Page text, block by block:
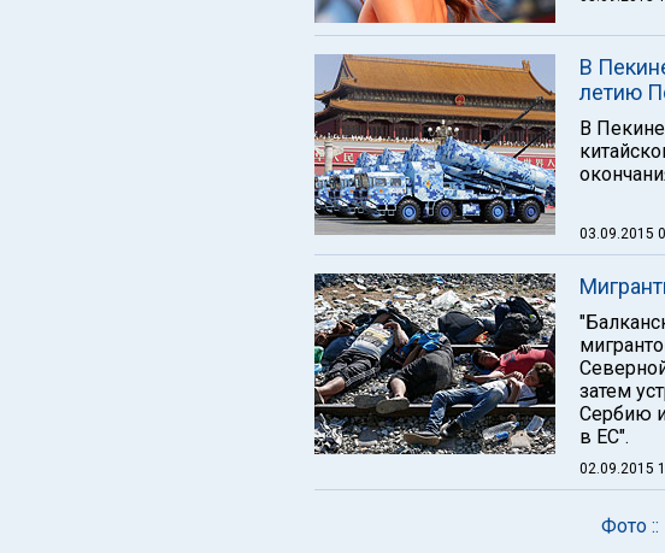
В
летию
В
03.09.2015
затем
Сербию
в ЕС".
02.09.2015
Фото ::